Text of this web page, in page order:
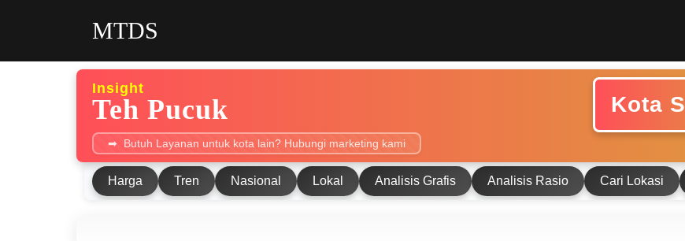
MTDS
Insight
Teh Pucuk Kota
Butuh Layanan untuk kota lain? Hubungi marketing kami
Harga Tren Nasional Lokal Analisis Grafis Analisis Rasio Cari Lokasi